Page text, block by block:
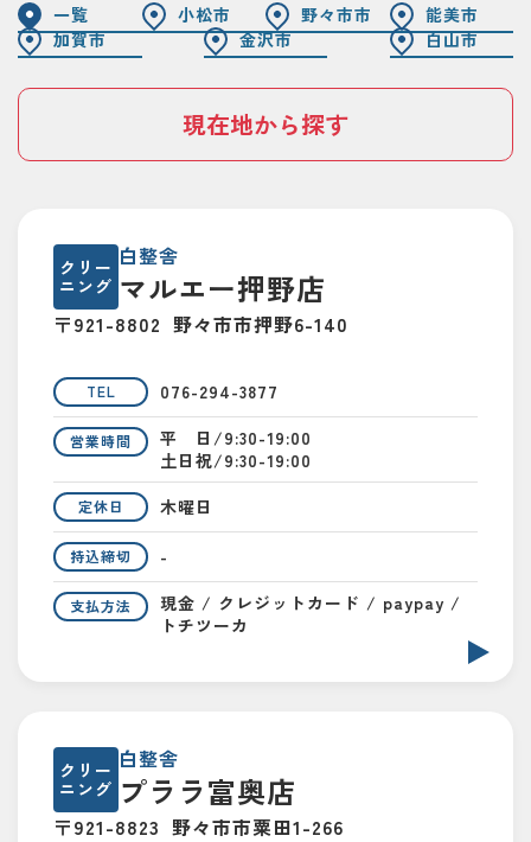
一覧 小松市 野々市市
能美市
加賀市
金沢市 白山市
現在地から探す
クリー
ニング
白整舎
マルエー押野店
〒921-8802 野々市市押野6-140
TEL 076-294-3877
営業時間
平 日/9:30-19:00
土日祝/9:30-19:00
定休日 木曜日
持込締切 -
支払方法
現金 / クレジットカード / paypay /
トチツーカ
クリー
ニング
白整舎
プララ富奥店
〒921-8823 野々市市粟田1-266